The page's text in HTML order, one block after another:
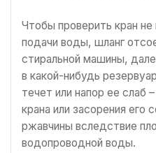
Чтобы проверить кран
подачи воды, шланг
стиральной машины,
в какой-нибудь
течет или напор ее слаб
крана или засорения его
ржавчины вследствие
водопроводной воды.